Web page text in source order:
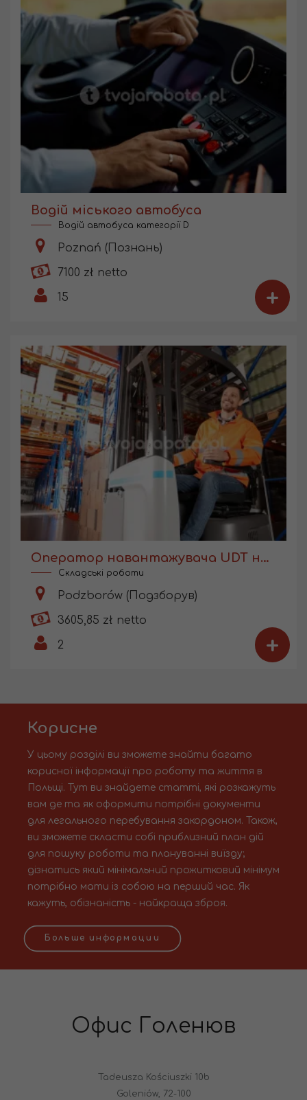
Водій міського автобуса
Водій автобуса категорії D
Poznań (Познань)
7100 zł netto
15
+
Оператор навантажувача UDT на складі виробництва
Складські роботи
Podzborów (Подзборув)
3605,85 zł netto
2
+
Корисне
У цьому розділі ви зможете знайти багато
корисної інформації про роботу та життя в
Польщі. Тут ви знайдете статті, які розкажуть
вам де та як оформити потрібні документи
для легального перебування закордоном. Також,
ви зможете скласти собі приблизний план дій
для пошуку роботи та плануванні виїзду;
дізнатись який мінімальний прожитковий мінімум
потрібно мати із собою на перший час. Як
кажуть, обізнаність - найкраща зброя.
Больше информации
Офис Голенюв
Tadeusza Kościuszki 10b
Goleniów, 72-100